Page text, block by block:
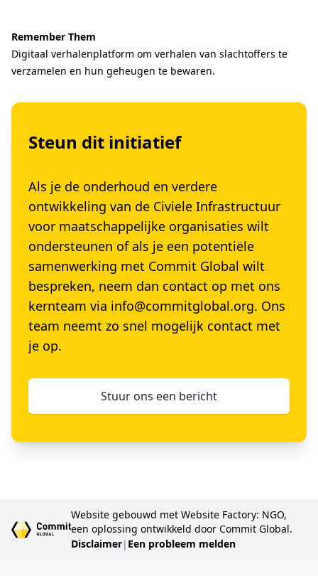
Remember Them
Digitaal verhalenplatform om verhalen van slachtoffers te
verzamelen en hun geheugen te bewaren.
Steun dit initiatief
Als je de onderhoud en verdere
ontwikkeling van de Civiele Infrastructuur
voor maatschappelijke organisaties wilt
ondersteunen of als je een potentiële
samenwerking met Commit Global wilt
bespreken, neem dan contact op met ons
kernteam via info@commitglobal.org. Ons
team neemt zo snel mogelijk contact met
je op.
Stuur ons een bericht
Website gebouwd met Website Factory: NGO,
een oplossing ontwikkeld door Commit Global.
Disclaimer| Een probleem melden